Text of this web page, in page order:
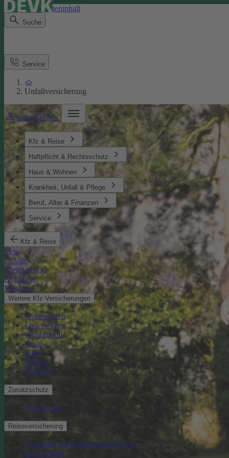
Direkt zum Seiteninhalt
Suche
meineDEVK
Kfz & Reise
Haftpflicht & Rechtsschutz
Haus & Wohnen
Krankheit, Unfall & Pflege
Beruf, Alter & Finanzen
Service
Kfz & Reise
Pkw
E-Auto
Kleinkraftrad
Anhänger
Motorrad
Weitere Kfz-Versicherungen
Wohnwagen
Lieferwagen
Wohnmobil
Quad
Trike
Traktor
Oldtimer
Zusatzschutz
Schutzbrief
Reiseversicherung
Auslandsreisekrankenversicherung
Reisegepäck
Service
Unfallversicherung